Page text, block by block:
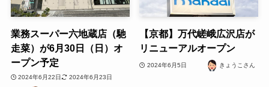
業務スーパー六地蔵店（馳
走菜）が6月30日（日）オ
ープン予定
2024年6月22日 2024年6月23日
【京都】万代嵯峨広沢店が
リニューアルオープン
2024年6月5日 きょうこさん